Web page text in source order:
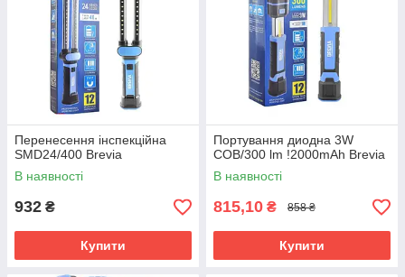
Перенесення інспекційна
SMD24/400 Brevia
В наявності
932 ₴
Купити
Портування диодна 3W
COB/300 lm !2000mAh Brevia
В наявності
815,10 ₴ 858 ₴
Купити